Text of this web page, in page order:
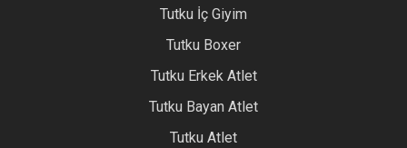
Tutku İç Giyim
Tutku Boxer
Tutku Erkek Atlet
Tutku Bayan Atlet
Tutku Atlet